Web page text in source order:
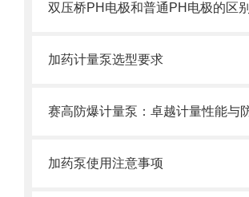
双压桥PH电极和普通PH电极的区别
加药计量泵选型要求
加药泵使用注意事项